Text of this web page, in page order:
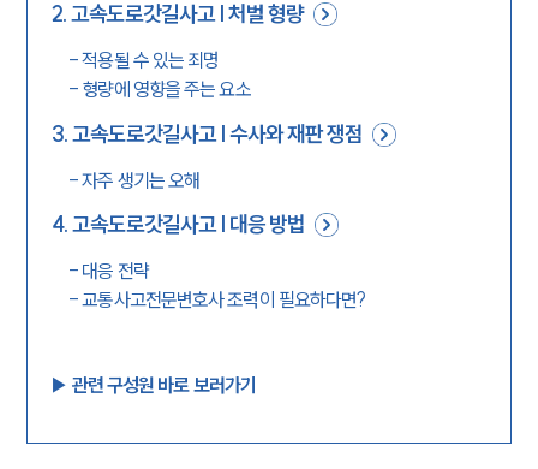
2.고속도로갓길사고 | 처벌 형량
-적용될 수 있는 죄명
- 형량에 영향을 주는 요소
3.고속도로갓길사고 | 수사와 재판 쟁점
-자주 생기는 오해
4.고속도로갓길사고 | 대응 방법
- 대응 전략
-교통사고전문변호사 조력이 필요하다면?
▶︎ 관련 구성원 바로 보러가기